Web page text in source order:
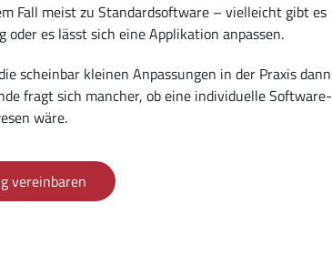
Fall meist zu Standardsoftware – vielleicht gibt es
oder es lässt sich eine Applikation anpassen.
scheinbar kleinen Anpassungen in der Praxis dann
fragt sich mancher, ob eine individuelle Software-
wäre.
vereinbaren